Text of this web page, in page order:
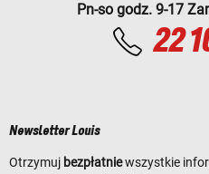
Pn-so godz. 9-17
22
Newsletter Louis
Otrzymuj bezpłatniewszystkie